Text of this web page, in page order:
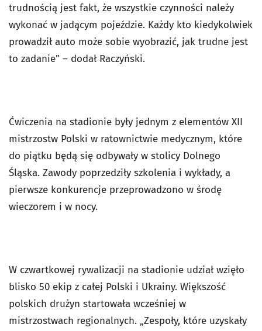
trudnością jest fakt, że wszystkie czynności należy
wykonać w jadącym pojeździe. Każdy kto kiedykolwiek
prowadził auto może sobie wyobrazić, jak trudne jest
to zadanie” – dodał Raczyński.
Ćwiczenia na stadionie były jednym z elementów XII
mistrzostw Polski w ratownictwie medycznym, które
do piątku będą się odbywały w stolicy Dolnego
Śląska. Zawody poprzedziły szkolenia i wykłady, a
pierwsze konkurencje przeprowadzono w środę
wieczorem i w nocy.
W czwartkowej rywalizacji na stadionie udział wzięło
blisko 50 ekip z całej Polski i Ukrainy. Większość
polskich drużyn startowała wcześniej w
mistrzostwach regionalnych. „Zespoły, które uzyskały